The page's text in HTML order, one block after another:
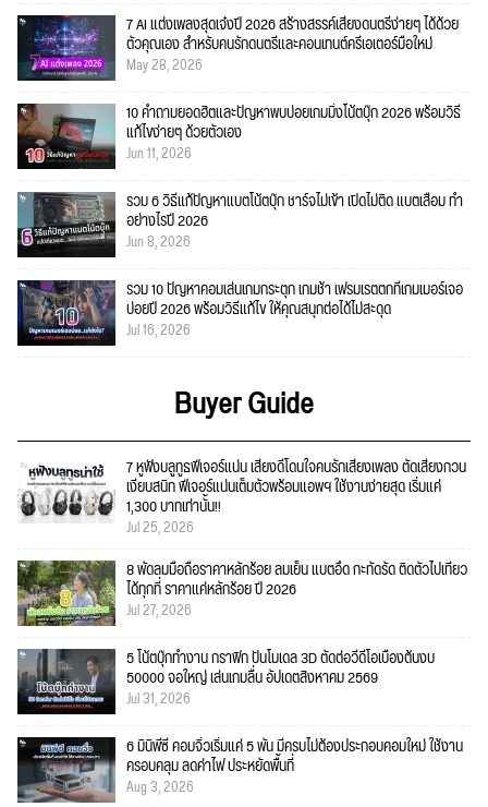
7 AI แต่งเพลงสุดเจ๋งปี 2026 สร้างสรรค์เสียงดนตรีง่ายๆ ได้ด้วย
ตัวคุณเอง สำหรับคนรักดนตรีและคอนเทนต์ครีเอเตอร์มือใหม่
May 28, 2026
10 คำถามยอดฮิตและปัญหาพบบ่อยเกมมิ่งโน้ตบุ๊ก 2026 พร้อมวิธี
แก้ไขง่ายๆ ด้วยตัวเอง
Jun 11, 2026
รวม 6 วิธีแก้ปัญหาแบตโน้ตบุ๊ก ชาร์จไม่เข้า เปิดไม่ติด แบตเสื่อม ทำ
อย่างไรปี 2026
Jun 8, 2026
รวม 10 ปัญหาคอมเล่นเกมกระตุก เกมช้า เฟรมเรตตกที่เกมเมอร์เจอ
บ่อยปี 2026 พร้อมวิธีแก้ไข ให้คุณสนุกต่อได้ไม่สะดุด
Jul 16, 2026
Buyer Guide
7 หูฟังบลูทูธฟีเจอร์แน่น เสียงดีโดนใจคนรักเสียงเพลง ตัดเสียงกวน
เงียบสนิท ฟีเจอร์แน่นเต็มตัวพร้อมแอพฯ ใช้งานง่ายสุด เริ่มแค่
1,300 บาทเท่านั้น!!
Jul 25, 2026
8 พัดลมมือถือราคาหลักร้อย ลมเย็น แบตอึด กะทัดรัด ติดตัวไปเที่ยว
ได้ทุกที่ ราคาแค่หลักร้อย ปี 2026
Jul 27, 2026
5 โน้ตบุ๊กทำงาน กราฟิก ปั้นโมเดล 3D ตัดต่อวีดีโอเบื้องต้นงบ
50000 จอใหญ่ เล่นเกมลื่น อัปเดตสิงหาคม 2569
Jul 31, 2026
6 มินิพีซี คอมจิ๋วเริ่มแค่ 5 พัน มีครบไม่ต้องประกอบคอมใหม่ ใช้งาน
ครอบคลุม ลดค่าไฟ ประหยัดพื้นที่
Aug 3, 2026